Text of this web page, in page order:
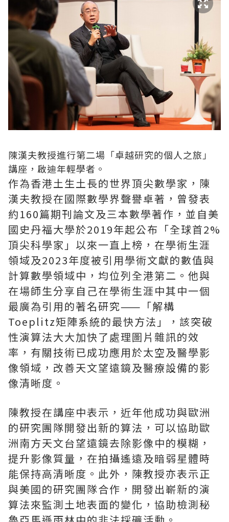
陳漢夫教授進行第二場「卓越研究的個人之旅」
講座，啟迪年輕學者。
作為香港土生土長的世界頂尖數學家，陳
漢夫教授在國際數學界聲譽卓著，曾發表
約160篇期刊論文及三本數學著作，並自美
國史丹福大學於2019年起公布「全球首2%
頂尖科學家」以來一直上榜，在學術生涯
領域及2023年度被引用學術文獻的數值與
計算數學領域中，均位列全港第二。他與
在場師生分享自己在學術生涯中其中一個
最廣為引用的著名研究⸺「解構
Toeplitz矩陣系統的最快方法」，該突破
性演算法大大加快了處理圖片雜訊的效
率，有關技術已成功應用於太空及醫學影
像領域，改善天文望遠鏡及醫療設備的影
像清晰度。
陳教授在講座中表示，近年他成功與歐洲
的研究團隊開發出新的算法，可以協助歐
洲南方天文台望遠鏡去除影像中的模糊，
提升影像質量，在拍攝遙遠及暗弱星體時
能保持高清晰度。此外，陳教授亦表示正
與美國的研究團隊合作，開發出嶄新的演
算法來監測土地表面的變化，協助檢測秘